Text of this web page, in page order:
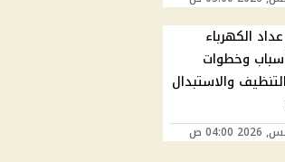
الكهرباء
وخطوات
والاستبدال